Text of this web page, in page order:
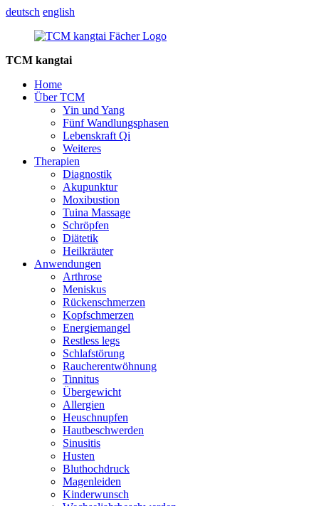
deutsch english
TCM kangtai
Home
Über TCM
Yin und Yang
Fünf Wandlungsphasen
Lebenskraft Qi
Weiteres
Therapien
Diagnostik
Akupunktur
Moxibustion
Tuina Massage
Schröpfen
Diätetik
Heilkräuter
Anwendungen
Arthrose
Meniskus
Rückenschmerzen
Kopfschmerzen
Energiemangel
Restless legs
Schlafstörung
Raucherentwöhnung
Tinnitus
Übergewicht
Allergien
Heuschnupfen
Hautbeschwerden
Sinusitis
Husten
Bluthochdruck
Magenleiden
Kinderwunsch